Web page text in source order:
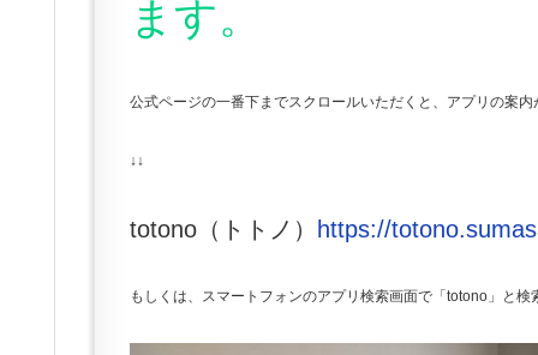
ます。
公式ページの一番下までスクロールいただくと、アプリの案内
↓↓
totono（トトノ） https://
もしくは、スマートフォンのアプリ検索画面で「totono」と検